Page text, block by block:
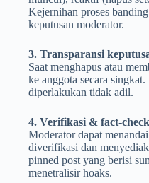
Kejernihan proses
keputusan moderator.
3. Transparansi
Saat menghapus atau
ke anggota secara
diperlakukan tidak adil.
4. Verifikasi & fact-
Moderator dapat
diverifikasi dan
pinned post yang berisi
menetralisir hoaks.